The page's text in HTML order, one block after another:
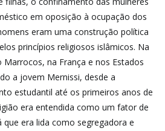
em oposição à ocupação dos
eram uma construção política
princípios religiosos islâmicos. Na
na França e nos Estados
a jovem Mernissi, desde a
estudantil até os primeiros anos de
era entendida como um fator de
era lida como segregadora e